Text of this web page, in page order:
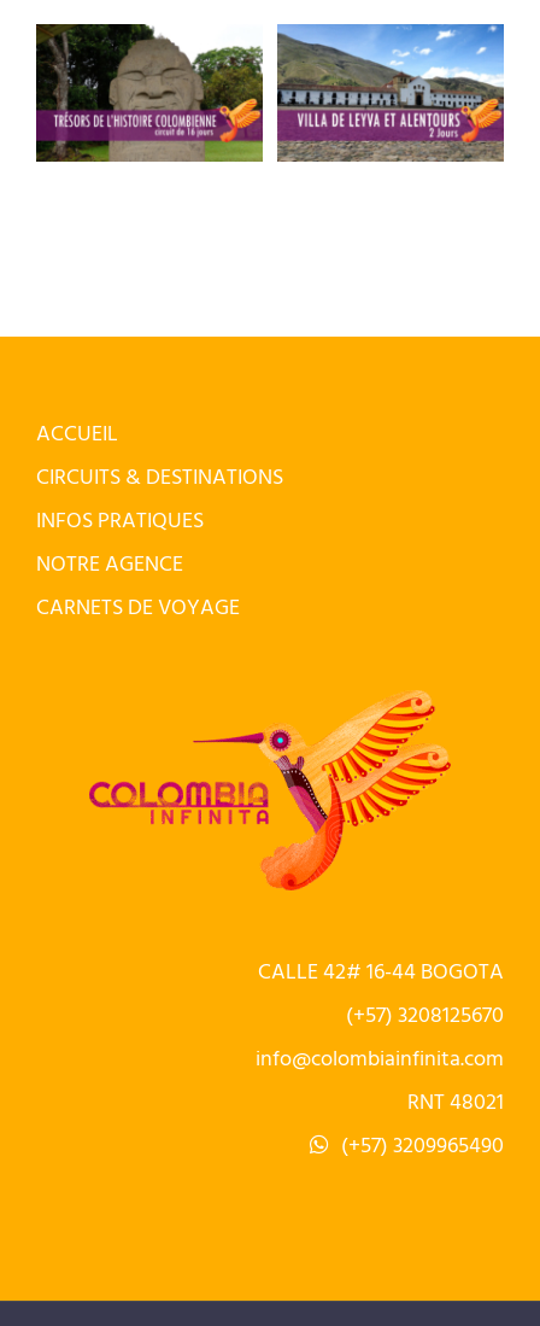
Les trésors de
l’Histoire
Colombienne
Villa de Leyva
et alentours
ACCUEIL
CIRCUITS & DESTINATIONS
INFOS PRATIQUES
NOTRE AGENCE
CARNETS DE VOYAGE
CALLE 42# 16-44 BOGOTA
(+57) 3208125670
info@colombiainfinita.com
RNT 48021
(+57) 3209965490